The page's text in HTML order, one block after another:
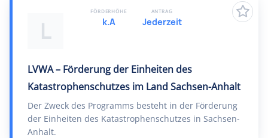
L
LVWA – Förderung der Einheiten des
Katastrophenschutzes im Land Sachsen-Anhalt
Der Zweck des Programms besteht in der Förderung
der Einheiten des Katastrophenschutzes in Sachsen-
Anhalt.
FÖRDERHÖHE
k.A
ANTRAG
Jederzeit